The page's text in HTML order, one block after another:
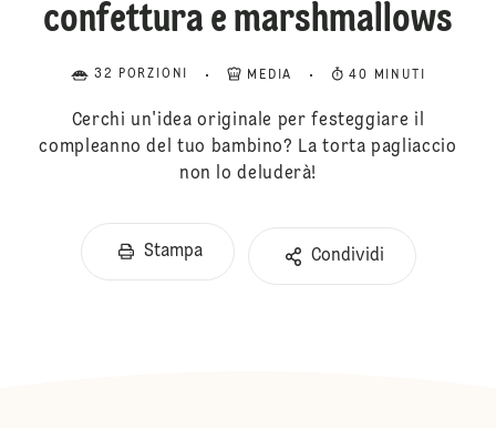
confettura e marshmallows
32 PORZIONI MEDIA 40 MINUTI
Cerchi un'idea originale per festeggiare il
compleanno del tuo bambino? La torta pagliaccio
non lo deluderà!
Stampa Condividi